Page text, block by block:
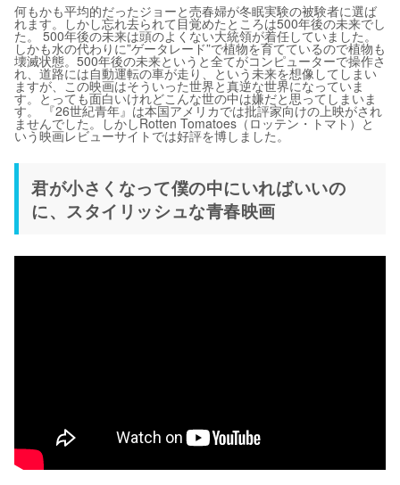
何もかも平均的だったジョーと売春婦が冬眠実験の被験者に選ば
れます。しかし忘れ去られて目覚めたところは500年後の未来でし
た。 500年後の未来は頭のよくない大統領が着任していました。
しかも水の代わりに”ゲータレード”で植物を育てているので植物も
壊滅状態。500年後の未来というと全てがコンピューターで操作さ
れ、道路には自動運転の車が走り、という未来を想像してしまい
ますが、この映画はそういった世界と真逆な世界になっていま
す。とっても面白いけれどこんな世の中は嫌だと思ってしまいま
す。 『26世紀青年』は本国アメリカでは批評家向けの上映がされ
ませんでした。しかしRotten Tomatoes（ロッテン・トマト）と
いう映画レビューサイトでは好評を博しました。
君が小さくなって僕の中にいればいいの
に、スタイリッシュな青春映画